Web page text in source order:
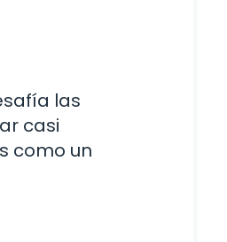
las
casi
como un